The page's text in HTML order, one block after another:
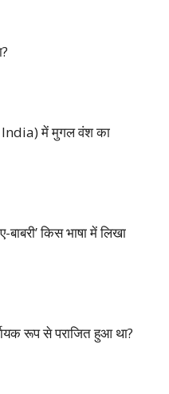
India) में मुगल वंश का
किस भाषा में लिखा
रूप से पराजित हुआ था?